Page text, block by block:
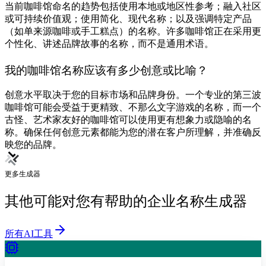
当前咖啡馆命名的趋势包括使用本地或地区性参考；融入社区
或可持续价值观；使用简化、现代名称；以及强调特定产品
（如单来源咖啡或手工糕点）的名称。许多咖啡馆正在采用更
个性化、讲述品牌故事的名称，而不是通用术语。
我的咖啡馆名称应该有多少创意或比喻？
创意水平取决于您的目标市场和品牌身份。一个专业的第三波
咖啡馆可能会受益于更精致、不那么文字游戏的名称，而一个
古怪、艺术家友好的咖啡馆可以使用更有想象力或隐喻的名
称。确保任何创意元素都能为您的潜在客户所理解，并准确反
映您的品牌。
更多生成器
其他可能对您有帮助的企业名称生成器
所有AI工具